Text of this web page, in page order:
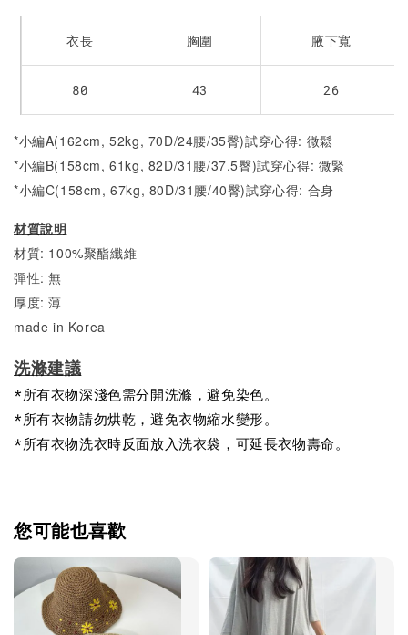
衣長 胸圍 腋下寬
80 43 26
*小編A(162cm, 52kg, 70D/24腰/35臀)試穿心得: 微鬆
*小編B(158cm, 61kg, 82D/31腰/37.5臀)試穿心得: 微緊
*小編C(158cm, 67kg, 80D/31腰/40臀)試穿心得: 合身
材質說明
材質: 100%聚酯纖維
彈性: 無
厚度: 薄
made in Korea
洗滌建議
*所有衣物深淺色需分開洗滌，避免染色。
*所有衣物請勿烘乾，避免衣物縮水變形。
*所有衣物洗衣時反面放入洗衣袋，可延長衣物壽命。
您可能也喜歡